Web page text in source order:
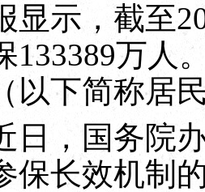
显示，截至
133389万人
以下简称居
，国务院办
保长效机制